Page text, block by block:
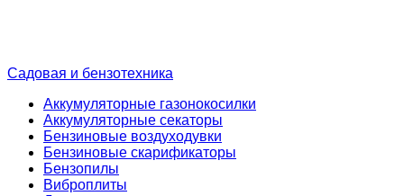
Садовая и бензотехника
Аккумуляторные газонокосилки
Аккумуляторные секаторы
Бензиновые воздуходувки
Бензиновые скарификаторы
Бензопилы
Виброплиты